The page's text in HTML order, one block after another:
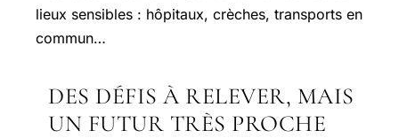
lieux sensibles : hôpitaux, crèches, transports en
commun…
DES DÉFIS À RELEVER, MAIS
UN FUTUR TRÈS PROCHE